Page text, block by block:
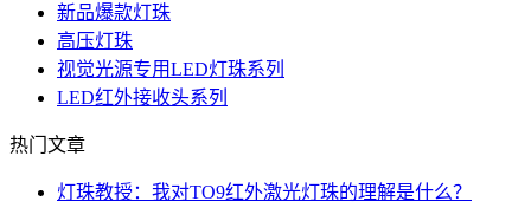
新品爆款灯珠
高压灯珠
视觉光源专用LED灯珠系列
LED红外接收头系列
热门文章
灯珠教授：我对TO9红外激光灯珠的理解是什么？